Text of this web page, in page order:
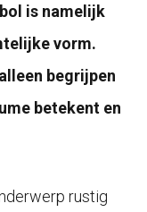
is namelijk
vorm.
begrijpen
betekent en
rustig